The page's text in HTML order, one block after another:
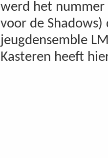
werd het nummer
voor de Shadows)
jeugdensemble
Kasteren heeft